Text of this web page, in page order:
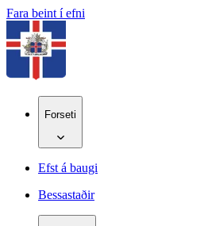
Fara beint í efni
Forseti
Efst á baugi
Bessastaðir